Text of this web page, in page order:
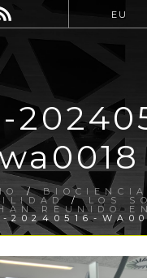
EU
/
/ LOS
REUNIDO
20240516-